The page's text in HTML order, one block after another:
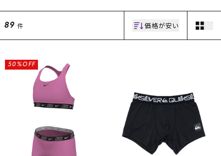
ブランド一覧
特集一覧
RIDE LIFE MAGAZINE一
スタッフスナップ
中古/アウトレット スノ
ギフトラッピング
アフターサポート
下取り保証について
よくある質問
店舗一覧
お問い合わせ
ニュース
89 件 価格が安い
50%OFF